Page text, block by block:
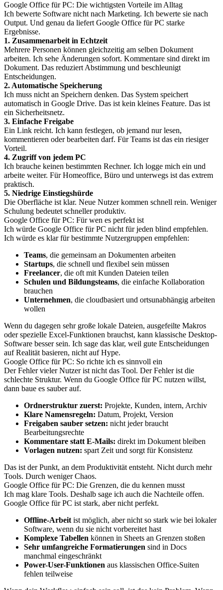
Google Office für PC: Die wichtigsten Vorteile im Alltag
Ich bewerte Software nicht nach Marketing. Ich bewerte sie nach
Output. Und genau da liefert Google Office für PC starke
Ergebnisse.
1. Zusammenarbeit in Echtzeit
Mehrere Personen können gleichzeitig am selben Dokument
arbeiten. Ich sehe Änderungen sofort. Kommentare sind direkt im
Dokument. Das reduziert Abstimmung und beschleunigt
Entscheidungen.
2. Automatische Speicherung
Ich muss nicht an Speichern denken. Das System speichert
automatisch in Google Drive. Das ist kein kleines Feature. Das ist
ein Sicherheitsnetz.
3. Einfache Freigabe
Ein Link reicht. Ich kann festlegen, ob jemand nur lesen,
kommentieren oder bearbeiten darf. Für Teams ist das ein riesiger
Vorteil.
4. Zugriff von jedem PC
Ich brauche keinen bestimmten Rechner. Ich logge mich ein und
arbeite weiter. Für Homeoffice, Büro und unterwegs ist das extrem
praktisch.
5. Niedrige Einstiegshürde
Die Oberfläche ist klar. Neue Nutzer kommen schnell rein. Weniger
Schulung bedeutet schneller produktiv.
Google Office für PC: Für wen es perfekt ist
Ich würde Google Office für PC nicht für jeden blind empfehlen.
Ich würde es klar für bestimmte Nutzergruppen empfehlen:
Teams, die gemeinsam an Dokumenten arbeiten
Startups, die schnell und flexibel sein müssen
Freelancer, die oft mit Kunden Dateien teilen
Schulen und Bildungsteams, die einfache Kollaboration
brauchen
Unternehmen, die cloudbasiert und ortsunabhängig arbeiten
wollen
Wenn du dagegen sehr große lokale Dateien, ausgefeilte Makros
oder spezielle Excel-Funktionen brauchst, kann klassische Desktop-
Software besser sein. Ich sage das klar, weil gute Entscheidungen
auf Realität basieren, nicht auf Hype.
Google Office für PC: So richte ich es sinnvoll ein
Der Fehler vieler Nutzer ist nicht das Tool. Der Fehler ist die
schlechte Struktur. Wenn du Google Office für PC nutzen willst,
dann baue es sauber auf.
Ordnerstruktur zuerst: Projekte, Kunden, intern, Archiv
Klare Namensregeln: Datum, Projekt, Version
Freigaben sauber setzen: nicht jeder braucht
Bearbeitungsrechte
Kommentare statt E-Mails: direkt im Dokument bleiben
Vorlagen nutzen: spart Zeit und sorgt für Konsistenz
Das ist der Punkt, an dem Produktivität entsteht. Nicht durch mehr
Tools. Durch weniger Chaos.
Google Office für PC: Die Grenzen, die du kennen musst
Ich mag klare Tools. Deshalb sage ich auch die Nachteile offen.
Google Office für PC ist stark, aber nicht perfekt.
Offline-Arbeit ist möglich, aber nicht so stark wie bei lokaler
Software, wenn du sie nicht vorbereitet hast
Komplexe Tabellen können in Sheets an Grenzen stoßen
Sehr umfangreiche Formatierungen sind in Docs
manchmal eingeschränkt
Power-User-Funktionen aus klassischen Office-Suiten
fehlen teilweise